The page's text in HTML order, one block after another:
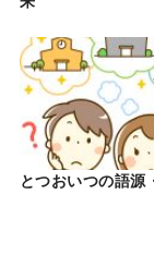
とつおいつの語源